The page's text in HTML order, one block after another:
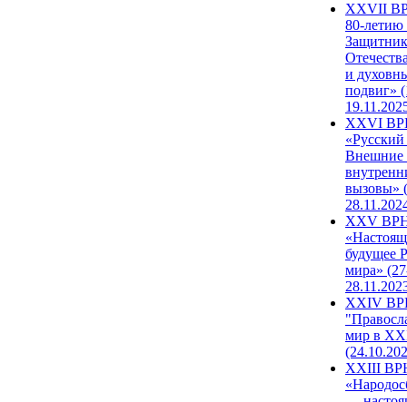
ХХVII
80-
и
подвиг»
XXVI
Внешние
вызовы»
XXV
будущее
мира»
XXIV
мир в
XXIII